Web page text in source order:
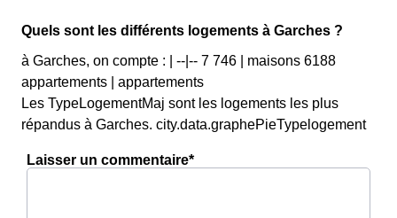
Quels sont les différents logements à Garches ?
à Garches, on compte : | --|-- 7 746 | maisons 6188
appartements | appartements
Les TypeLogementMaj sont les logements les plus
répandus à Garches. city.data.graphePieTypelogement
Laisser un commentaire*